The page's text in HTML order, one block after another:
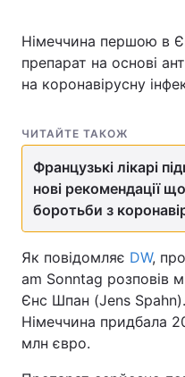
Німеччина першою в
препарат на основі
на коронавірусну
ЧИТАЙТЕ ТАКОЖ
Французькі лікарі
нові рекомендації
боротьби з
Як повідомляє DW,
am Sonntag розповів
Єнс Шпан (Jens
Німеччина придбала
млн євро.